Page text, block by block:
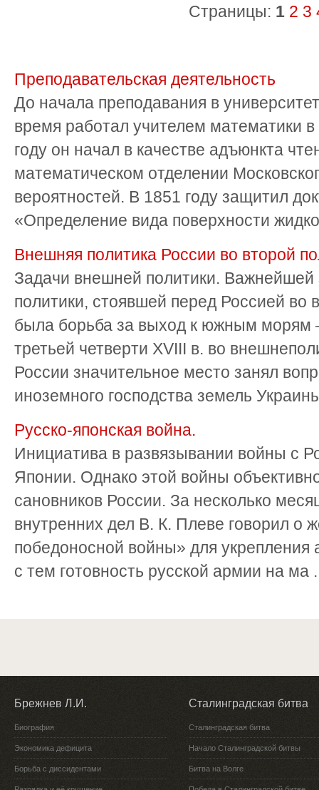
Страницы: 1 2 3
Преподавательская деятельность
До начала преподавания в
время работал учителем математики
году он начал в качестве адъюнкта
математическом отделении
вероятностей. В 1851 году защитил
«Определение вида поверхности
Внешняя политика России во второй
Задачи внешней политики.
политики, стоявшей перед Россией во
была борьба за выход к южным
третьей четверти XVIII в. во
России значительное место занял
иноземного господства земель
Русско-японская война.
Инициатива в развязы­вании войны с
Японии. Од­нако этой войны
сановников России. За несколько
внутренних дел В. К. Плеве гово­рил о
победоносной войны» для укрепления
с тем готовность русской армии на ма
Брежнев Л.И.
Биография
Экономика дефицита
Борьба с диссидентами
Сталинградская битва
Сталинградская битва
Начало Сталинградской битвы
Битва на Волге